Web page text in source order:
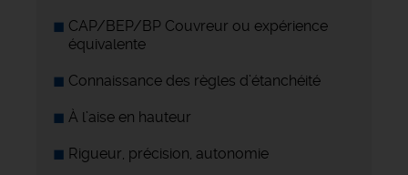
CAP/BEP/BP Couvreur ou expérience
équivalente
Connaissance des règles d’étanchéité
À l’aise en hauteur
Rigueur, précision, autonomie